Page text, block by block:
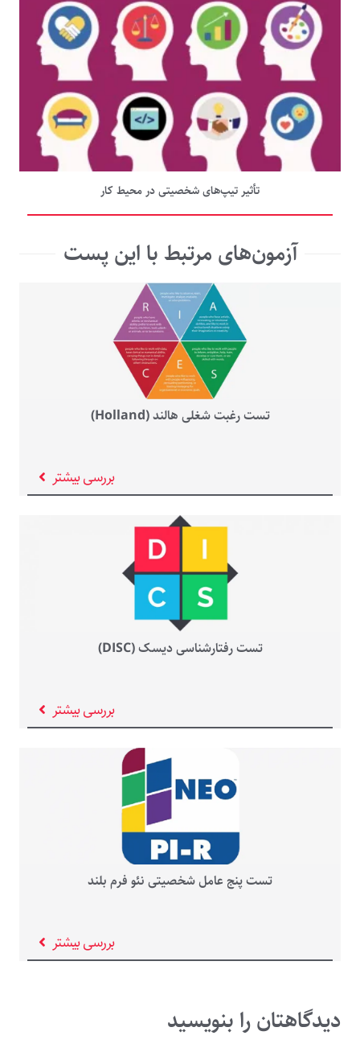
تأثیر تیپ‌های شخصیتی در محیط کار
آزمون‌های مرتبط با این پست
تست رغبت شغلی هالند (Holland)
بررسی بیشتر
تست رفتارشناسی دیسک (DISC)
بررسی بیشتر
تست پنج عامل شخصیتی نئو فرم بلند
بررسی بیشتر
دیدگاهتان را بنویسید